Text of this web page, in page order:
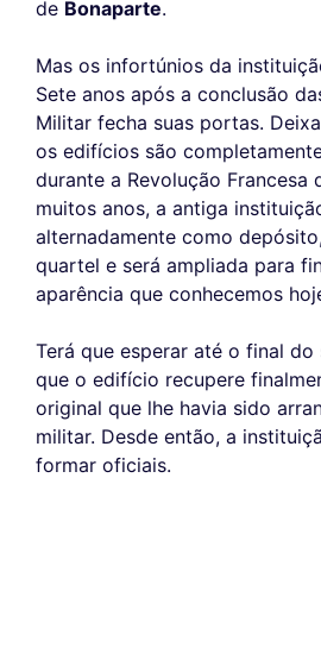
de Bonaparte.
Mas os infortúnios da
Sete anos após a conclusão
Militar fecha suas portas.
os edifícios são
durante a Revolução Francesa
muitos anos, a antiga
alternadamente como
quartel e será ampliada para
aparência que conhecemos
Terá que esperar até o final do
que o edifício recupere
original que lhe havia sido
militar. Desde então, a
formar oficiais.